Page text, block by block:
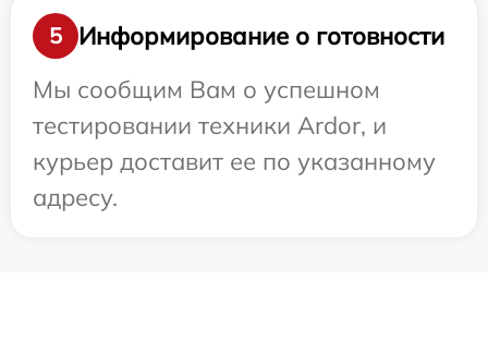
5
Информирование о готовности
Мы сообщим Вам о успешном
тестировании техники Ardor, и
курьер доставит ее по указанному
адресу.